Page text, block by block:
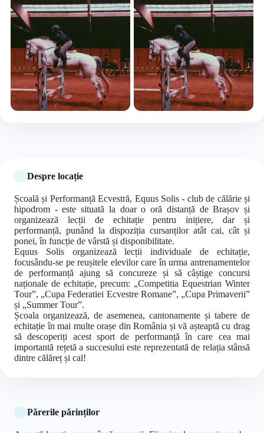
Despre locație
Școală și Performanță Ecvestră, Equus Solis - club de călărie și
hipodrom - este situată la doar o oră distanță de Brașov și
organizează lecții de echitație pentru inițiere, dar și
performanță, punând la dispoziția cursanților atât cai, cât și
ponei, în funcție de vârstă și disponibilitate.
Equus Solis organizează lecții individuale de echitație,
focusându-se pe reușitele elevilor care în urma antrenamentelor
de performanță ajung să concureze și să câștige concursi
naționale de echitație, precum: „Competitia Equestrian Winter
Tour”, „Cupa Federatiei Ecvestre Romane”, „Cupa Primaverii”
și „Summer Tour”.
Școala organizează, de asemenea, cantonamente și tabere de
echitație în mai multe orașe din România și vă așteaptă cu drag
să descoperiți acest sport de performanță în care cea mai
importantă rețetă a succesului este reprezentată de relația stânsă
dintre călăreț și cal!
Părerile părinților